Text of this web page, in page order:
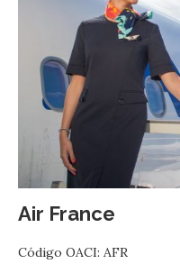
Air France
Código OACI: AFR